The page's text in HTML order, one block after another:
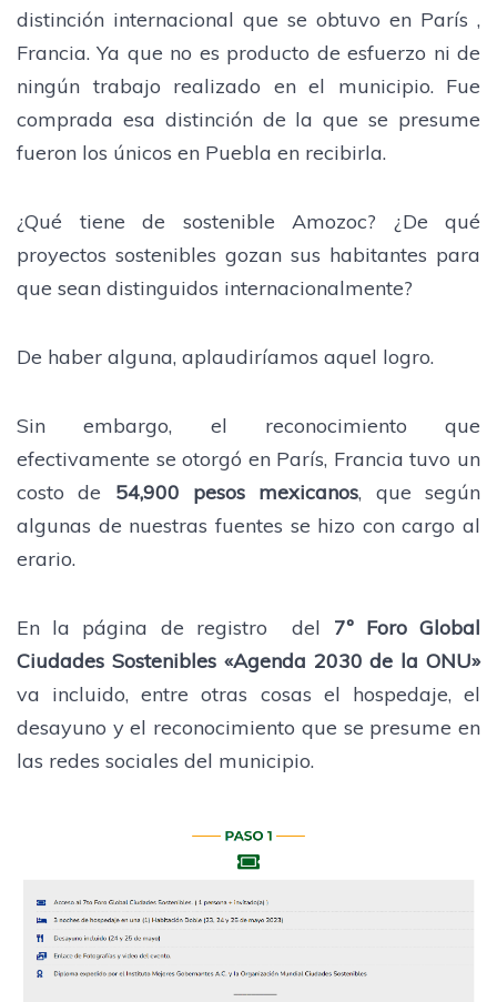
distinción internacional que se obtuvo en París ,
Francia. Ya que no es producto de esfuerzo ni de
ningún trabajo realizado en el municipio. Fue
comprada esa distinción de la que se presume
fueron los únicos en Puebla en recibirla.
¿Qué tiene de sostenible Amozoc? ¿De qué
proyectos sostenibles gozan sus habitantes para
que sean distinguidos internacionalmente?
De haber alguna, aplaudiríamos aquel logro.
Sin embargo, el reconocimiento que
efectivamente se otorgó en París, Francia tuvo un
costo de 54,900 pesos mexicanos, que según
algunas de nuestras fuentes se hizo con cargo al
erario.
En la página de registro del 7º Foro Global
Ciudades Sostenibles «Agenda 2030 de la ONU»
va incluido, entre otras cosas el hospedaje, el
desayuno y el reconocimiento que se presume en
las redes sociales del municipio.